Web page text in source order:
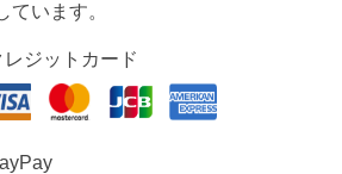
ています。
レジットカード